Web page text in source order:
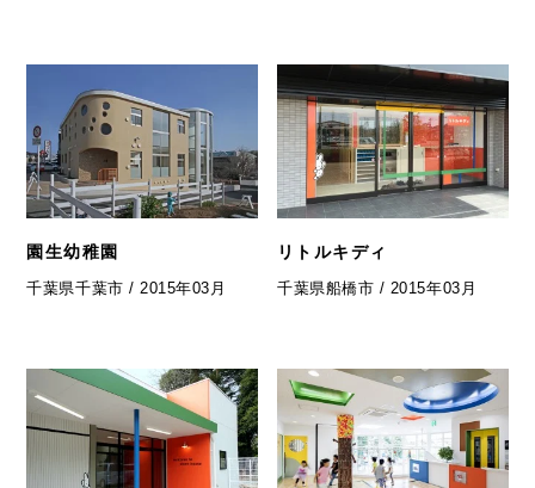
園生幼稚園
千葉県千葉市 / 2015年03月
リトルキディ
千葉県船橋市 / 2015年03月